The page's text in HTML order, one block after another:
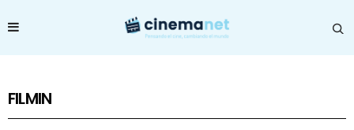
FILMIN